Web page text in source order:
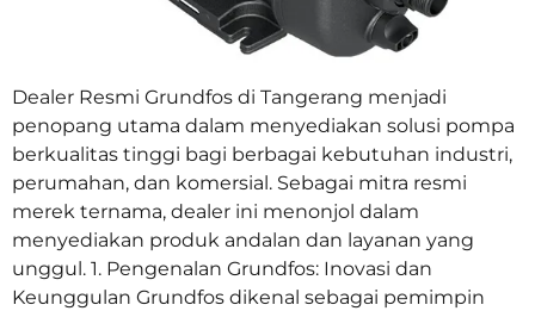
Dealer Resmi Grundfos di Tangerang menjadi
penopang utama dalam menyediakan solusi pompa
berkualitas tinggi bagi berbagai kebutuhan industri,
perumahan, dan komersial. Sebagai mitra resmi
merek ternama, dealer ini menonjol dalam
menyediakan produk andalan dan layanan yang
unggul. 1. Pengenalan Grundfos: Inovasi dan
Keunggulan Grundfos dikenal sebagai pemimpin